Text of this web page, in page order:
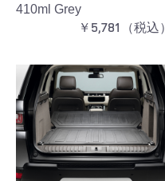
410ml Grey
￥5,781（税込）